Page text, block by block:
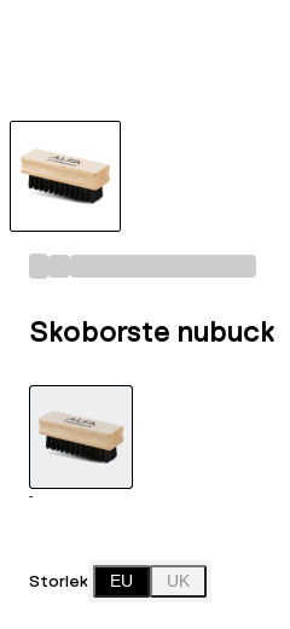
Skoborste nubuck
-
Storlek EU UK